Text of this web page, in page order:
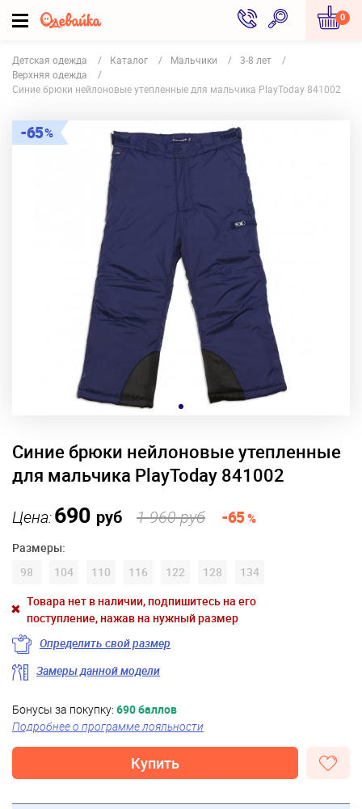
0
Детская одежда Каталог Мальчики
3-8 лет
Верхняя одежда
Синие брюки нейлоновые утепленные для мальчика PlayToday 841002
65
Синие брюки нейлоновые утепленные
для мальчика PlayToday 841002
Цена:690 руб 1 960 руб -65%
Размеры:
98
104 110 116 122 128
134
Товара нет в наличии, подпишитесь на его
поступление, нажав на нужный размер
Определить свой размер
Замеры данной модели
Бонусы за покупку: 690 баллов
Подробнее о программе лояльности
Купить